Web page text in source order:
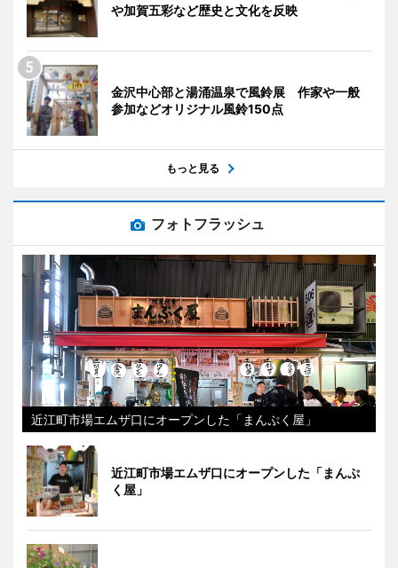
や加賀五彩など歴史と文化を反映
金沢中心部と湯涌温泉で風鈴展 作家や一般
参加などオリジナル風鈴150点
もっと見る
フォトフラッシュ
近江町市場エムザ口にオープンした「まんぷく屋」
近江町市場エムザ口にオープンした「まんぷ
く屋」